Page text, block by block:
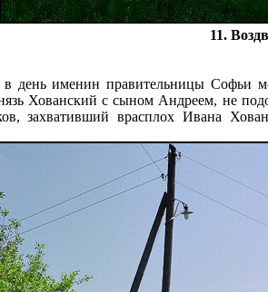
11.
день именин правительницы Софьи
Хованский с сыном Андреем, не
захвативший врасплох Ивана